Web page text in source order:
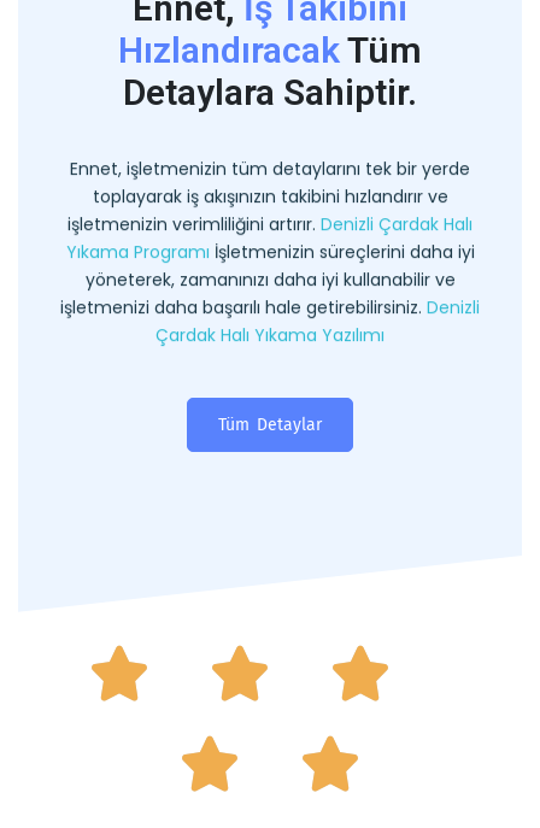
HızlandıracakTüm
Detaylara Sahiptir.
Ennet, işletmenizin tüm detaylarını tek bir yerde
toplayarak iş akışınızın takibini hızlandırır ve
işletmenizin verimliliğini artırır. Denizli Çardak Halı
Yıkama Programı İşletmenizin süreçlerini daha iyi
yöneterek, zamanınızı daha iyi kullanabilir ve
işletmenizi daha başarılı hale getirebilirsiniz. Denizli
Çardak Halı Yıkama Yazılımı
Tüm Detaylar
 


